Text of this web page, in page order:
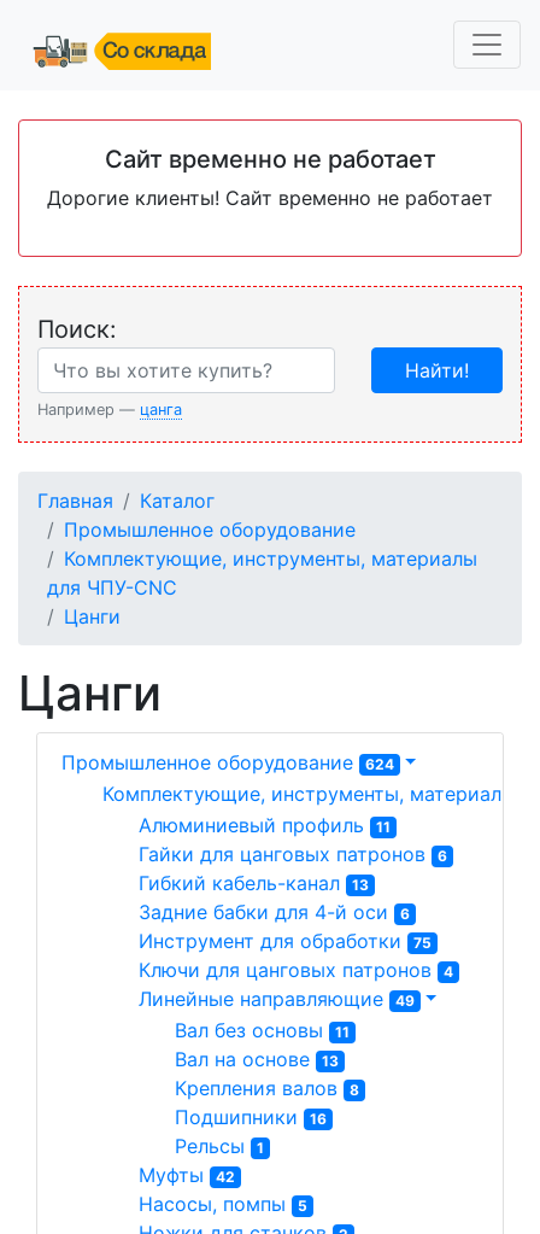
Сайт временно не работает
Дорогие клиенты! Сайт временно не работает
Поиск:
Например — цанга
Найти!
Главная
Каталог
Промышленное оборудование
Комплектующие, инструменты, материалы
для ЧПУ-CNC
Цанги
Цанги
Промышленное оборудование 624
Комплектующие, инструменты, материалы
Алюминиевый профиль
11
Гайки для цанговых патронов 6
Гибкий кабель-канал 13
Задние бабки для 4-й оси 6
Инструмент для обработки 75
Ключи для цанговых патронов 4
Линейные направляющие 49
Вал без основы 11
Вал на основе 13
Крепления валов 8
Подшипники 16
Рельсы 1
Муфты 42
Насосы, помпы 5